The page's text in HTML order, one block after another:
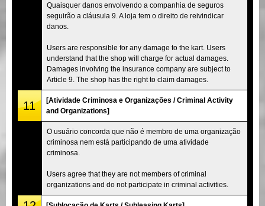
Quaisquer danos envolvendo a companhia de seguros
seguirão a cláusula 9. A loja tem o direito de reivindicar
danos.
Users are responsible for any damage to the kart. Users
understand that the shop will charge for actual damages.
Damages involving the insurance company are subject to
Article 9. The shop has the right to claim damages.
11
[Atividade Criminosa e Organizações / Criminal Activity
and Organizations]
O usuário concorda que não é membro de uma organização
criminosa nem está participando de uma atividade
criminosa.
Users agree that they are not members of criminal
organizations and do not participate in criminal activities.